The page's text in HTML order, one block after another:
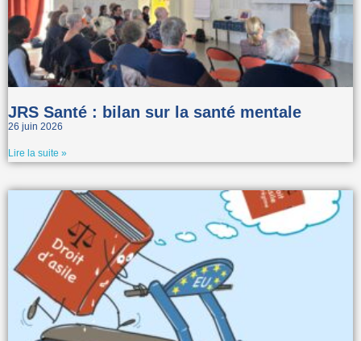
JRS Santé : bilan sur la santé mentale
26 juin 2026
Lire la suite »